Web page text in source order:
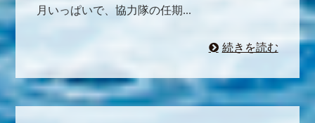
月いっぱいで、協力隊の任期...
続きを読む